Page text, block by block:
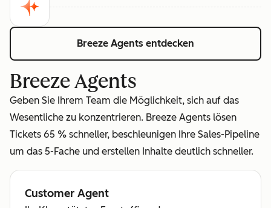
Breeze Agents entdecken
Breeze Agents
Geben Sie Ihrem Team die Möglichkeit, sich auf das
Wesentliche zu konzentrieren. Breeze Agents lösen
Tickets 65 % schneller, beschleunigen Ihre Sales-Pipeline
um das 5-Fache und erstellen Inhalte deutlich schneller.
Customer Agent